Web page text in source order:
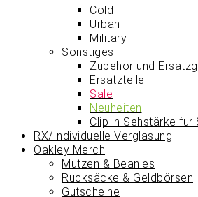
Cold
Urban
Military
Sonstiges
Zubehör und
Ersatzteile
Sale
Neuheiten
Clip in Sehstärke für
RX/Individuelle Verglasung
Oakley Merch
Mützen & Beanies
Rucksäcke & Geldbörsen
Gutscheine